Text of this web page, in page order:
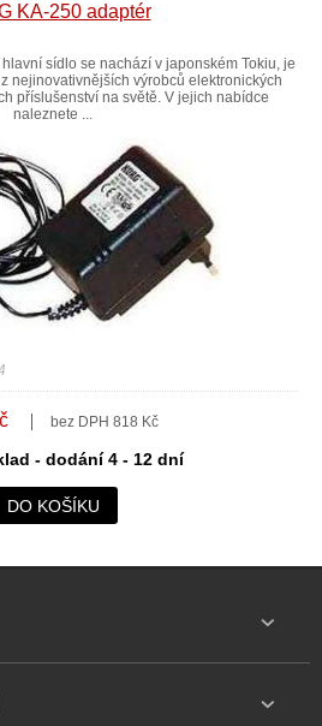
KA-250 adaptér
sídlo se nachází v japonském Tokiu, je
nejinovativnějších výrobců elektronických
příslušenství na světě. V jejich nabídce
naleznete ...
bez DPH 818 Kč
- dodání 4 - 12 dní
DO KOŠÍKU